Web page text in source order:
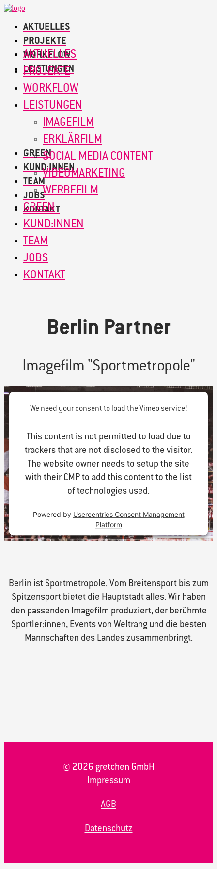
AKTUELLES
PROJEKTE
WORKFLOW
LEISTUNGEN
GREEN
KUND:INNEN
TEAM
JOBS
KONTAKT
AKTUELLES
PROJEKTE
WORKFLOW
LEISTUNGEN
IMAGEFILM
ERKLÄRFILM
SOCIAL MEDIA CONTENT
VIDEOMARKETING
WERBEFILM
GREEN
KUND:INNEN
TEAM
JOBS
KONTAKT
Berlin Partner
Imagefilm "Sportmetropole"
We need your consent to load the Vimeo service!
This content is not permitted to load due to
trackers that are not disclosed to the visitor.
The website owner needs to setup the site
with their CMP to add this content to the list
of technologies used.
Powered by Usercentrics Consent Management
Platform
Berlin ist Sportmetropole. Vom Breitensport bis zum
Spitzensport bietet die Hauptstadt alles. Wir haben
den passenden Imagefilm produziert, der berühmte
Sportler:innen, Events von Weltrang und die besten
Mannschaften des Landes zusammenbringt.
© 2026 gretchen GmbH
Impressum
AGB
Datenschutz